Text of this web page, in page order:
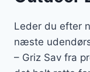
Leder du efter
næste
– Griz Sav fra